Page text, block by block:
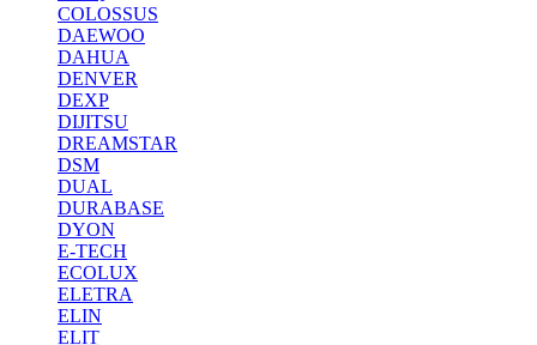
COLOSSUS
DAEWOO
DAHUA
DENVER
DEXP
DIJITSU
DREAMSTAR
DSM
DUAL
DURABASE
DYON
E-TECH
ECOLUX
ELETRA
ELIN
ELIT